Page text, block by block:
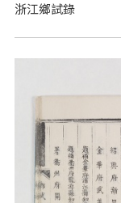
浙江鄉試錄